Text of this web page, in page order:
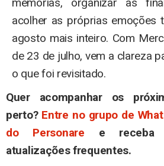
acolher as próprias emoções
agosto mais inteiro. Com
de 23 de julho, vem a clareza
o que foi revisitado.
Quer acompanhar os
perto? Entre no grupo de
do Personare e receba
atualizações frequentes.